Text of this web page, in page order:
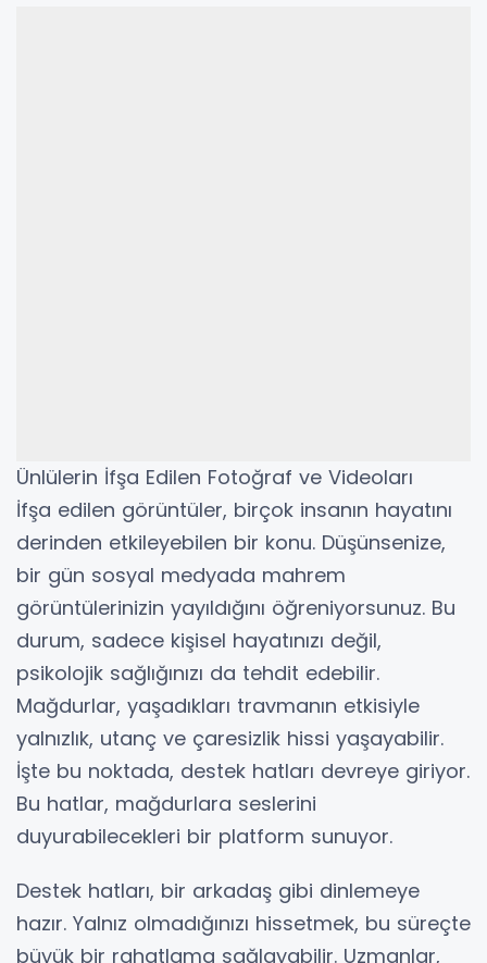
Ünlülerin İfşa Edilen Fotoğraf ve Videoları
İfşa edilen görüntüler, birçok insanın hayatını
derinden etkileyebilen bir konu. Düşünsenize,
bir gün sosyal medyada mahrem
görüntülerinizin yayıldığını öğreniyorsunuz. Bu
durum, sadece kişisel hayatınızı değil,
psikolojik sağlığınızı da tehdit edebilir.
Mağdurlar, yaşadıkları travmanın etkisiyle
yalnızlık, utanç ve çaresizlik hissi yaşayabilir.
İşte bu noktada, destek hatları devreye giriyor.
Bu hatlar, mağdurlara seslerini
duyurabilecekleri bir platform sunuyor.
Destek hatları, bir arkadaş gibi dinlemeye
hazır. Yalnız olmadığınızı hissetmek, bu süreçte
büyük bir rahatlama sağlayabilir. Uzmanlar,